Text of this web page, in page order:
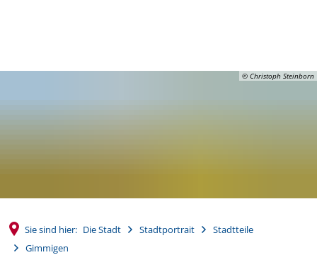
© Christoph Steinborn
Sie sind hier: Die Stadt Stadtportrait
Stadtteile
Gimmigen